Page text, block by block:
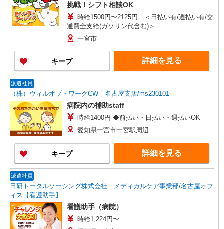
挑戦！シフト相談OK
時給1500円〜2125円 ＜日払い有/週払い有/交
通費全支給(ガソリン代含む)＞
一宮市
キープ 詳細を見る
派遣社員
（株）ウィルオブ・ワークCW 名古屋支店/ms230101
病院内の補助staff
時給1400円 ◆前払い・日払い・週払いOK
愛知県一宮市一宮駅周辺
キープ 詳細を見る
派遣社員
日研トータルソーシング株式会社 メディカルケア事業部/名古屋オフ
ィス【看護助手】
看護助手（病院）
時給1,224円〜